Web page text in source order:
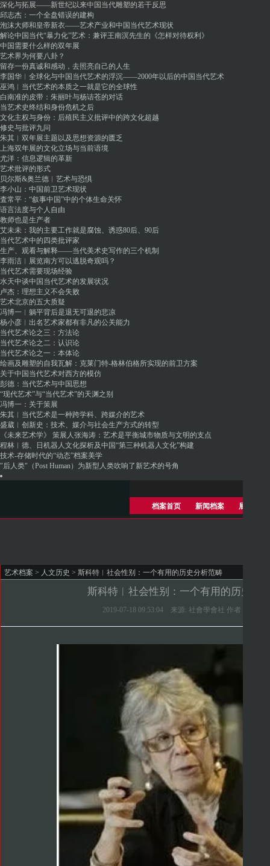
深化与拓展——新世纪以来中国当代雕塑的若干反思
邱志杰：一个全盘错误的建构
泡沫大师和皇帝新衣——艺术产业和中国当代艺术现状
解论中国当代“暴力化”艺术：兼评王南溟先生的《怎样对待权利》
中国需要什么样的双年展
艺术界为何要八卦？
留存一份真诚和感动，去照亮自己的人生
李国华︱全球化与中国当代艺术的浮沉——2000年以后的中国当代艺术
巫鸿︱当代艺术的本质之一就是它的全球性
白南准的皮带：朱丽叶与杨诘苍的对话
当艺术史终结和身份危机之后
文化主权与身份：后殖民主义批评中的跨文化超越
修史与批评九问
朱其︱双年展主题以及思想资源的匮乏
上海双年展的文化立场与当前语境
尤洋：信息逻辑的革新
艺术批评的形式
贝尔斯&奥兰德︱艺术与恐惧
李小山：中国前卫艺术现状
査常平：“叙事中国”中的个体生命关怀
语言法度与个人自由
教师也是生产者
艾未未：我的主要工作就是腐蚀、诱惑80后、90后
当代艺术中的四类批评家
生产、观看与解释——当代美术史写作的三个机制
李雨洁︱展览南方可以逃脱奇观吗？
当代艺术需要现场经验
水天中谈中国当代艺术的发展状况
卢杰：理想主义不会失败
艺术北京的五大质疑
冯博一︱躺平背后是退无可退的悲凉
杨小彦︱出名艺术家都有非凡的公关能力
当代艺术论之三：方法论
当代艺术论之二：认识论
当代艺术论之一：本体论
绘画及雕塑的自我瓦解：克莱门特-格林伯格所实现的前卫方案
关于中国当代艺术对西方的模仿
彭德：当代艺术与中国思想
“现代艺术”与“当代艺术”的天渊之别
冯博一：关于策展
朱其︱当代艺术是一种跨学科、跨媒介的艺术
盛葳︱创新史：技术、媒介与社会生产方式的转型
《未来艺术学》 策展人张海涛：艺术是平衡城市物质与文明的支点
程林︱德、日机器人文化探析及中国“第三种机器人文化”构建
技术-存储时代的“动态”档案美学
"后人类"（Post Human）为新型人类吹响了新艺术的号角
档案首页 新闻档案 展览档案
艺术档案 > 人文历史 > 斯科特︱社会性别：一个有用的历史分析范畴
斯科特︱社会性别：一个有用的历史分
2019-07-18 09:53:04 来源: 社會學會社 作者：Joan